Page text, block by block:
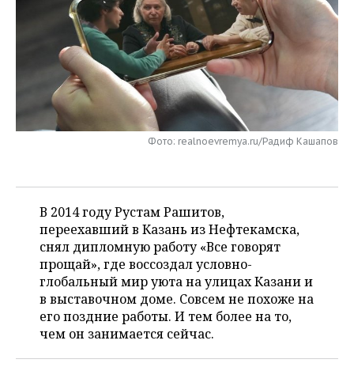
НЕФТЕХИМИЯ
ЭНЕРГЕТИКА
РОЗНИЧНАЯ ТОРГОВЛЯ
ТРАНСПОРТ
УСЛУГИ
НОВОСТИ ТЕХНОЛОГИЙ
МЕДИА
ТЕЛЕКОММУНИКАЦИИ
МЕРОПРИЯТИЯ
НОВОСТИ МЕРОПРИЯТИЙ
ВЫЕЗДНАЯ РЕДАКЦИЯ
ОТКРЫТАЯ ЛЕКЦИЯ
СПОРТ
НОВОСТИ СПОРТА
БАСКЕТБОЛ
ВОЛЕЙБОЛ
КИБЕРСПОРТ
ФИГУРНОЕ КАТАНИЕ
ВОДНЫЕ ВИДЫ СПОРТА
ОБЩЕСТВО
НОВОСТИ ОБЩЕСТВА
ИНФРАСТРУКТУРА
ИСТОРИЯ
КУЛЬТУРА
МЕДИЦИНА
ОБРАЗОВАНИЕ
СПРАВОЧНИК
СПИСОК ПЕРСОН
СПИСОК КОМПАНИЙ
ПОЛНАЯ ВЕРСИЯ
Фото: realnoevremya.ru/Радиф Кашапов
В 2014 году Рустам Рашитов,
переехавший в Казань из Нефтекамска,
снял дипломную работу «Все говорят
прощай», где воссоздал условно-
глобальный мир уюта на улицах Казани и
в выставочном доме. Совсем не похоже на
его поздние работы. И тем более на то,
чем он занимается сейчас.